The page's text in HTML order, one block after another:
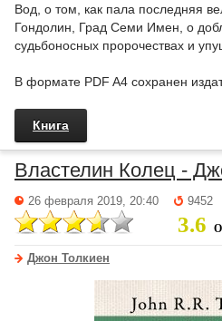
Вод, о том, как пала последняя
Гондолин, Град Семи Имен, о
судьбоносных пророчествах и
В формате PDF A4 сохранен
Книга
Властелин Колец -
26 февраля 2019, 20:40 9452
3.6
Джон Толкиен